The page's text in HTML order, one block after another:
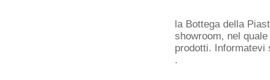
la Bottega della
showroom, nel
prodotti.
.